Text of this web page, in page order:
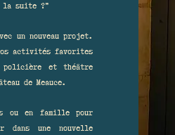
la suite ?”
un nouveau projet.
activités favorites
policière et théâtre
de Meauce.
ou en famille pour
dans une nouvelle